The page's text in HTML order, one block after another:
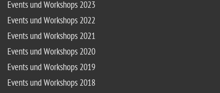
Events und Workshops 2023
Events und Workshops 2022
Events und Workshops 2021
Events und Workshops 2020
Events und Workshops 2019
Events und Workshops 2018